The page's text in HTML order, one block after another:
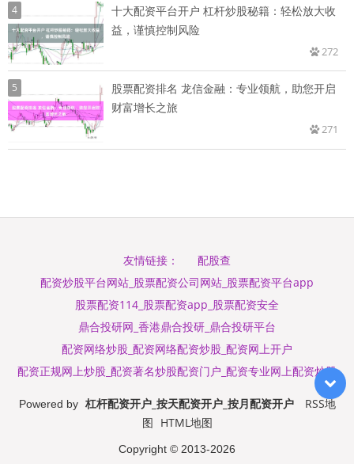
4
十大配资平台开户 杠杆炒股秘籍：轻松放大收
益，谨慎控制风险
272
5
股票配资排名 龙信金融：专业领航，助您开启
财富增长之旅
271
友情链接：
配股查
配资炒股平台网站_股票配资公司网站_股票配资平台app
股票配资114_股票配资app_股票配资安全
鼎合投研网_香港鼎合投研_鼎合投研平台
配资网络炒股_配资网络配资炒股_配资网上开户
配资正规网上炒股_配资著名炒股配资门户_配资专业网上配资炒股
Powered by 杠杆配资开户_按天配资开户_按月配资开户
RSS地
图 HTML地图
Copyright © 2013-2026